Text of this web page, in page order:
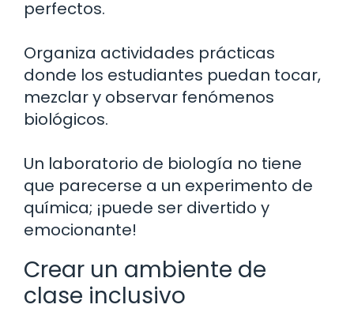
perfectos.
Organiza actividades prácticas
donde los estudiantes puedan tocar,
mezclar y observar fenómenos
biológicos.
Un laboratorio de biología no tiene
que parecerse a un experimento de
química; ¡puede ser divertido y
emocionante!
Crear un ambiente de
clase inclusivo